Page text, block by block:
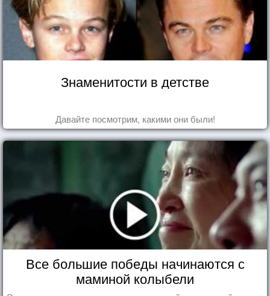
Знаменитости в детстве
Давайте посмотрим, какими они были!
Все большие победы начинаются с
маминой колыбели